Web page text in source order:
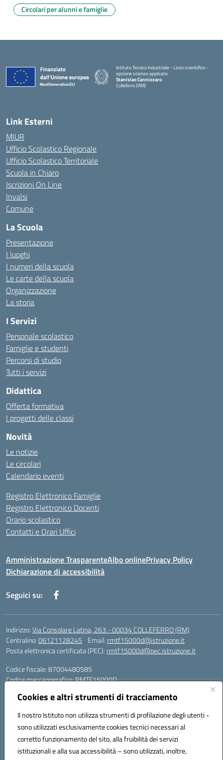
Cookies e altri strumenti di tracciamento
Il nostro Istituto non utilizza strumenti di profilazione degli utenti -
sono utilizzati esclusivamente cookies tecnici necessari al
corretto funzionamento del sito, alla fruibilità dei servizi
istituzionali e alla sua accessibilità – sono utilizzati, inoltre,
Circolari per alunni e famiglie
Istituto Tecnico Industriale - Liceo scientifico -
opzione scienze applicate
Stanislao Cannizzaro
Colleferro (RM)
Link Esterni
MIUR
Ufficio Scolastico Regionale
Ufficio Scolastico Territoriale
Scuola in Chiaro
Iscrizioni On Line
Invalsi
Comune
La Scuola
Presentazione
I luoghi
I numeri della scuola
Le carte della scuola
Organizzazione
La storia
I Servizi
Personale scolastico
Famiglie e studenti
Percorsi di studio
Tutti i servizi
Didattica
Offerta formativa
I progetti delle classi
Novità
Le notizie
Le circolari
Calendario eventi
Registro Elettronico Famiglie
Registro Elettronico Docenti
Orario scolastico
Contatti e Orari Uffici
Amministrazione TrasparenteAlbo onlinePrivacy Policy
Dichiarazione di accessibilità
Seguici su:
Indirizzo:Via Consolare Latina, 263 - 00034 COLLEFERRO (RM)
Centralino:06121128245 Email: rmtf15000d@istruzione.it
Posta elettronica certificata (PEC): rmtf15000d@pec.istruzione.it
Codice fiscale: 87004480585
Codice meccanografico:RMTF15000D
Dirigente scolastico: daniela.michelangeli@itiscannizzarocolleferro.it
Orientamento: orientamento@itiscannizzarocolleferro.it
Supporto piattaforme DDI (creazione account e rigenerazione credenziali)
Google Workspace (Classroom) :